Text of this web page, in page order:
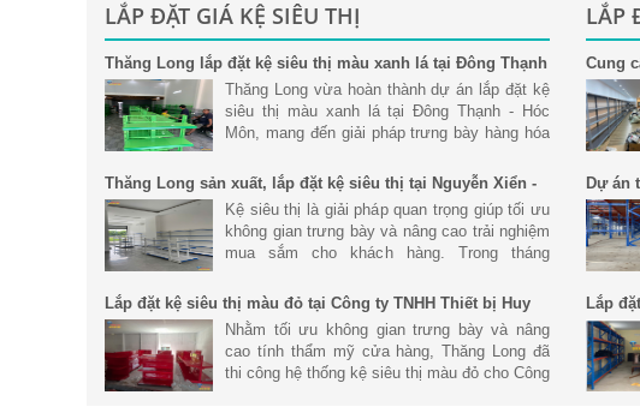
LẮP ĐẶT GIÁ KỆ SIÊU THỊ
Thăng Long lắp đặt kệ siêu thị màu xanh lá tại Đông Thạnh
- Hóc Môn
Thăng Long vừa hoàn thành dự án lắp đặt kệ
siêu thị màu xanh lá tại Đông Thạnh - Hóc
Môn, mang đến giải pháp trưng bày hàng hóa
doanh. Với hệ thống kệ siêu
Thăng Long sản xuất, lắp đặt kệ siêu thị tại Nguyễn Xiển -
Hà Nội
Kệ siêu thị là giải pháp quan trọng giúp tối ưu
không gian trưng bày và nâng cao trải nghiệm
mua sắm cho khách hàng. Trong tháng
xuất và lắp đặt hệ thống kệ
Lắp đặt kệ siêu thị màu đỏ tại Công ty TNHH Thiết bị Huy
Phong
Nhằm tối ưu không gian trưng bày và nâng
cao tính thẩm mỹ cửa hàng, Thăng Long đã
thi công hệ thống kệ siêu thị màu đỏ cho Công
LẮP
Cung
Dự án
Hoàng
Lắp
Sát